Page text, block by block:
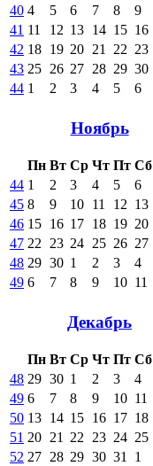
40 4 5 6 7 8 9
41 11 12 13 14 15 16
42 18 19 20 21 22 23
43 25 26 27 28 29 30
44 1 2 3 4 5 6
Ноябрь
Пн Вт Ср Чт Пт Сб
44 1 2 3 4 5 6
45 8 9 10 11 12 13
46 15 16 17 18 19 20
47 22 23 24 25 26 27
48 29 30 1 2 3 4
49 6 7 8 9 10 11
Декабрь
Пн Вт Ср Чт Пт Сб
48 29 30 1 2 3 4
49 6 7 8 9 10 11
50 13 14 15 16 17 18
51 20 21 22 23 24 25
52 27 28 29 30 31 1